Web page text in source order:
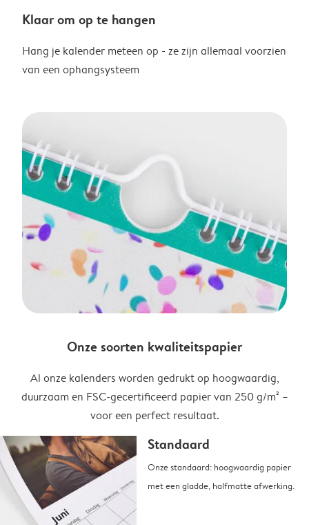
Klaar om op te hangen
Hang je kalender meteen op - ze zijn allemaal voorzien
van een ophangsysteem
Onze soorten kwaliteitspapier
Al onze kalenders worden gedrukt op hoogwaardig,
duurzaam en FSC-gecertificeerd papier van 250 g/m² –
voor een perfect resultaat.
Standaard
Onze standaard: hoogwaardig papier
met een gladde, halfmatte afwerking.